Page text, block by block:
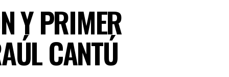
Y PRIMER
CANTÚ